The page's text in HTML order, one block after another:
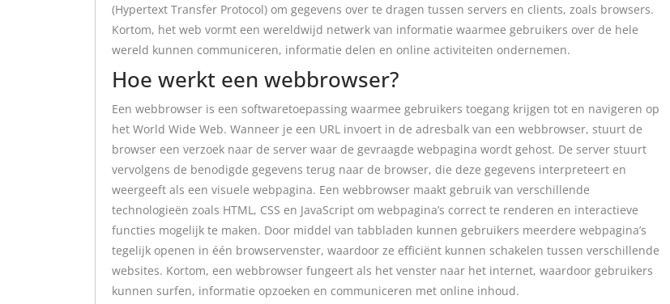
(Hypertext Transfer Protocol) om gegevens over te dragen tussen servers en clients, zoals browsers.
Kortom, het web vormt een wereldwijd netwerk van informatie waarmee gebruikers over de hele
wereld kunnen communiceren, informatie delen en online activiteiten ondernemen.
Hoe werkt een webbrowser?
Een webbrowser is een softwaretoepassing waarmee gebruikers toegang krijgen tot en navigeren op
het World Wide Web. Wanneer je een URL invoert in de adresbalk van een webbrowser, stuurt de
browser een verzoek naar de server waar de gevraagde webpagina wordt gehost. De server stuurt
vervolgens de benodigde gegevens terug naar de browser, die deze gegevens interpreteert en
weergeeft als een visuele webpagina. Een webbrowser maakt gebruik van verschillende
technologieën zoals HTML, CSS en JavaScript om webpagina’s correct te renderen en interactieve
functies mogelijk te maken. Door middel van tabbladen kunnen gebruikers meerdere webpagina’s
tegelijk openen in één browservenster, waardoor ze efficiënt kunnen schakelen tussen verschillende
websites. Kortom, een webbrowser fungeert als het venster naar het internet, waardoor gebruikers
kunnen surfen, informatie opzoeken en communiceren met online inhoud.